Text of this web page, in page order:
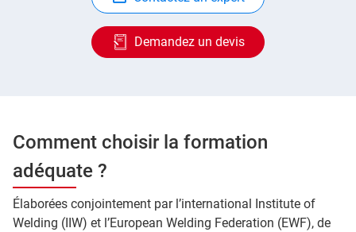
Demandez un devis
Comment choisir la formation
adéquate ?
Élaborées conjointement par l’international Institute of
Welding (IIW) et l’European Welding Federation (EWF), de